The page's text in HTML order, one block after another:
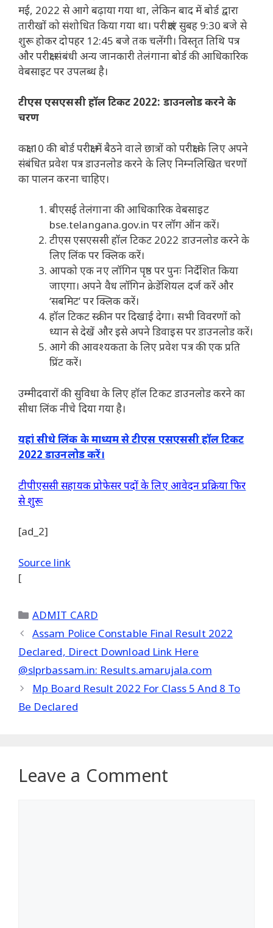
मई, 2022 से आगे बढ़ाया गया था, लेकिन बाद में बोर्ड द्वारा
तारीखों को संशोधित किया गया था। परीक्षाएं सुबह 9:30 बजे से
शुरू होकर दोपहर 12:45 बजे तक चलेंगी। विस्तृत तिथि पत्र
और परीक्षा संबंधी अन्य जानकारी तेलंगाना बोर्ड की आधिकारिक
वेबसाइट पर उपलब्ध है।
टीएस एसएससी हॉल टिकट 2022: डाउनलोड करने के
चरण
कक्षा 10 की बोर्ड परीक्षा में बैठने वाले छात्रों को परीक्षा के लिए अपने
संबंधित प्रवेश पत्र डाउनलोड करने के लिए निम्नलिखित चरणों
का पालन करना चाहिए।
बीएसई तेलंगाना की आधिकारिक वेबसाइट
bse.telangana.gov.in पर लॉग ऑन करें।
टीएस एसएससी हॉल टिकट 2022 डाउनलोड करने के
लिए लिंक पर क्लिक करें।
आपको एक नए लॉगिन पृष्ठ पर पुनः निर्देशित किया
जाएगा। अपने वैध लॉगिन क्रेडेंशियल दर्ज करें और
‘सबमिट’ पर क्लिक करें।
हॉल टिकट स्क्रीन पर दिखाई देगा। सभी विवरणों को
ध्यान से देखें और इसे अपने डिवाइस पर डाउनलोड करें।
आगे की आवश्यकता के लिए प्रवेश पत्र की एक प्रति
प्रिंट करें।
उम्मीदवारों की सुविधा के लिए हॉल टिकट डाउनलोड करने का
सीधा लिंक नीचे दिया गया है।
यहां सीधे लिंक के माध्यम से टीएस एसएससी हॉल टिकट
2022 डाउनलोड करें।
टीपीएससी सहायक प्रोफेसर पदों के लिए आवेदन प्रक्रिया फिर
से शुरू
[ad_2]
Source link
[
Categories
ADMIT CARD
Assam Police Constable Final Result 2022
Declared, Direct Download Link Here
@slprbassam.in: Results.amarujala.com
Mp Board Result 2022 For Class 5 And 8 To
Be Declared
Leave a Comment